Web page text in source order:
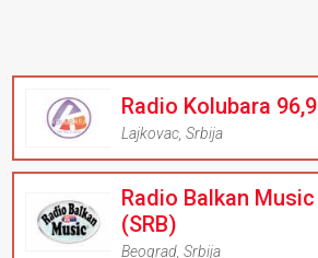
Radio Kolubara 96,9
Lajkovac ,Srbija
Radio Balkan Music
(SRB)
Beograd ,Srbija